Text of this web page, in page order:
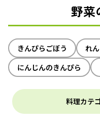
野菜
きんぴらごぼう
れ
にんじんのきんぴら
料理カテ